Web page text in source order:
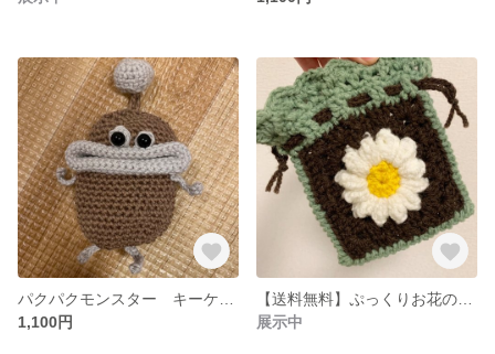
1,100円
展示中